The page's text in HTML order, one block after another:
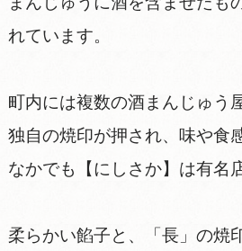
れています。
町内には複数の酒まんじゅう
独自の焼印が押され、味や食
なかでも【にしさか】は有名
柔らかい餡子と、「長」の焼